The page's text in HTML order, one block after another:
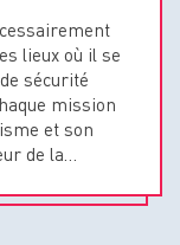
lieux où il se
sécurité
mission
et son
de la…